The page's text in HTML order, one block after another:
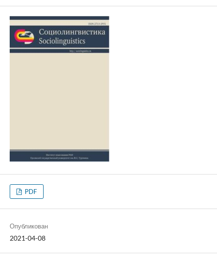
PDF
Опубликован
2021-04-08